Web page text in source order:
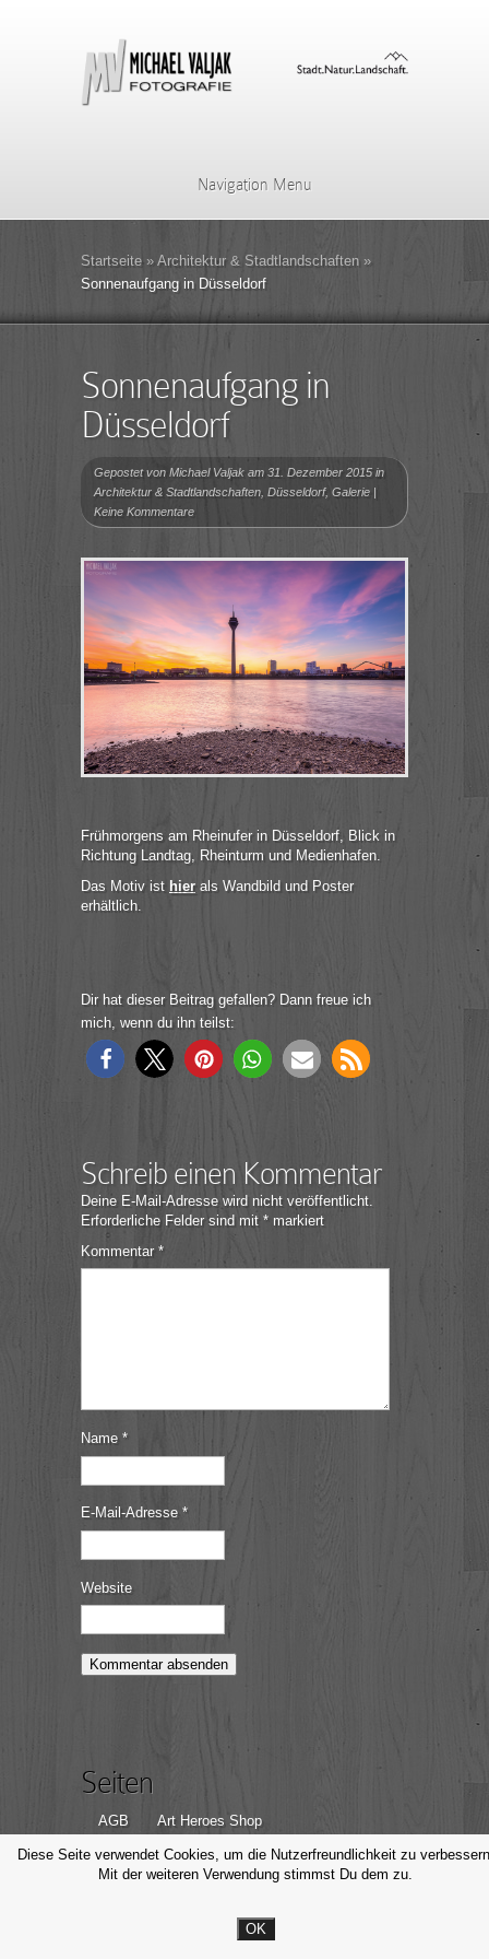
Navigation Menu
Startseite » Architektur & Stadtlandschaften »
Sonnenaufgang in Düsseldorf
Sonnenaufgang in
Düsseldorf
Gepostet von Michael Valjak am 31. Dezember 2015 in
Architektur & Stadtlandschaften Düsseldorf, Galerie |
Keine Kommentare
Frühmorgens am Rheinufer in Düsseldorf, Blick in
Richtung Landtag, Rheinturm und Medienhafen.
Das Motiv ist hier als Wandbild und Poster
erhältlich.
Dir hat dieser Beitrag gefallen? Dann freue ich
mich, wenn du ihn teilst:
Schreib einen Kommentar
Deine E-Mail-Adresse wird nicht veröffentlicht.
Erforderliche Felder sind mit * markiert
Kommentar *
Name *
E-Mail-Adresse *
Website
Seiten
AGB
Art Heroes Shop
Datenschutzerklärung
Disclaimer
Impressum
Kontakt
Diese Seite verwendet Cookies, um die Nutzerfreundlichkeit zu
Mit der weiteren Verwendung stimmst Du dem zu.
OK